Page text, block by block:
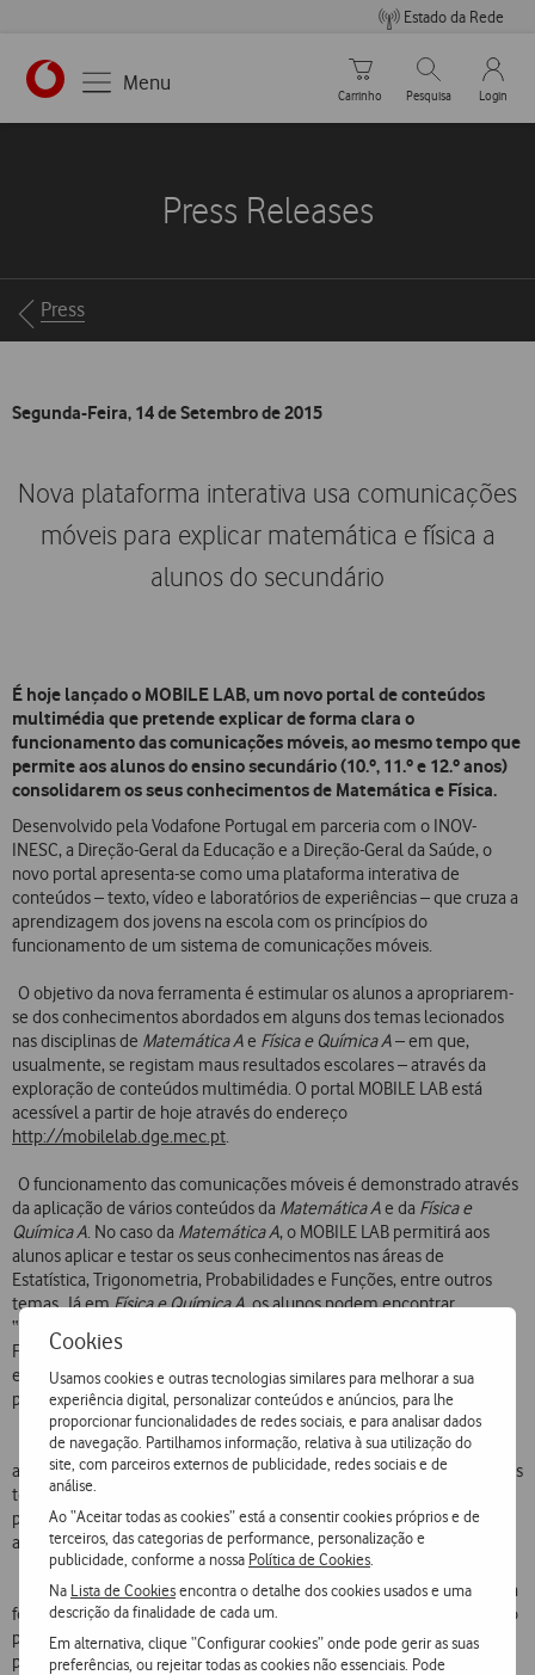
Cookies
Usamos cookies e outras tecnologias similares para melhorar a sua
experiência digital, personalizar conteúdos e anúncios, para lhe
proporcionar funcionalidades de redes sociais, e para analisar dados
de navegação. Partilhamos informação, relativa à sua utilização do
site, com parceiros externos de publicidade, redes sociais e de
análise.
Ao “Aceitar todas as cookies” está a consentir cookies próprios e de
terceiros, das categorias de performance, personalização e
publicidade, conforme a nossa Política de Cookies
Na Lista de Cookiesencontra o detalhe dos cookies usados e uma
descrição da finalidade de cada um.
Em alternativa, clique “Configurar cookies” onde pode gerir as suas
preferências, ou rejeitar todas as cookies não essenciais. Pode
Estado da Rede
https://www.vodafone.pt
Menu
Carrinho de compras
Carrinho
Pesquisar
Pesquisa
My
Login
Press Releases
Breadcrumbs
Press
Segunda-Feira, 14 de Setembro de 2015
Nova plataforma interativa usa comunicações
móveis para explicar matemática e física a
alunos do secundário
É hoje lançado o MOBILE LAB, um novo portal de conteúdos
multimédia que pretende explicar de forma clara o
funcionamento das comunicações móveis, ao mesmo tempo que
permite aos alunos do ensino secundário (10.º, 11.º e 12.º anos)
consolidarem os seus conhecimentos de Matemática e Física.
Desenvolvido pela Vodafone Portugal em parceria com o INOV-
INESC, a Direção-Geral da Educação e a Direção-Geral da Saúde, o
novo portal apresenta-se como uma plataforma interativa de
conteúdos – texto, vídeo e laboratórios de experiências – que cruza a
aprendizagem dos jovens na escola com os princípios do
funcionamento de um sistema de comunicações móveis.
O objetivo da nova ferramenta é estimular os alunos a apropriarem-
se dos conhecimentos abordados em alguns dos temas lecionados
nas disciplinas de Matemática Ae Física e Química A– em que,
usualmente, se registam maus resultados escolares – através da
exploração de conteúdos multimédia. O portal MOBILE LAB está
acessível a partir de hoje através do endereço
http://mobilelab.dge.mec.pt.
O funcionamento das comunicações móveis é demonstrado através
da aplicação de vários conteúdos da Matemática Ae da Física e
Química A. No caso da Matemática A, o MOBILE LAB permitirá aos
alunos aplicar e testar os seus conhecimentos nas áreas de
Estatística, Trigonometria, Probabilidades e Funções, entre outros
temas. Já emFísica e Química A, os alunos podem encontrar
“descodificados” conceitos como os de Ondas Eletromagnéticas,
Fibras Óticas, Digitalização e Bandas de Frequência. Todas as
explicações contidas no portal têm por base os atuais conteúdos
programáticos do 10.º ao 12.º anos de ambas as disciplinas.
Para além da informação criada para os alunos, o MOBILE LAB inclui
ainda uma área de acesso reservado a professores, com os conteúdos
teóricos abordados – e sugestões de exercícios adicionais, que tanto
podem ser discutidos em aula, como sugeridos para ambiente de
autoestudo.
Para a Vodafone Portugal, o desenvolvimento do MOBILE LAB é uma
forma de materializar o compromisso da empresa em desmistificar o
princípio de funcionamento das comunicações móveis junto do
público em geral, neste caso específico com particular enfoque nos